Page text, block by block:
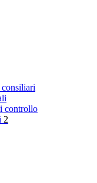
controllo
2